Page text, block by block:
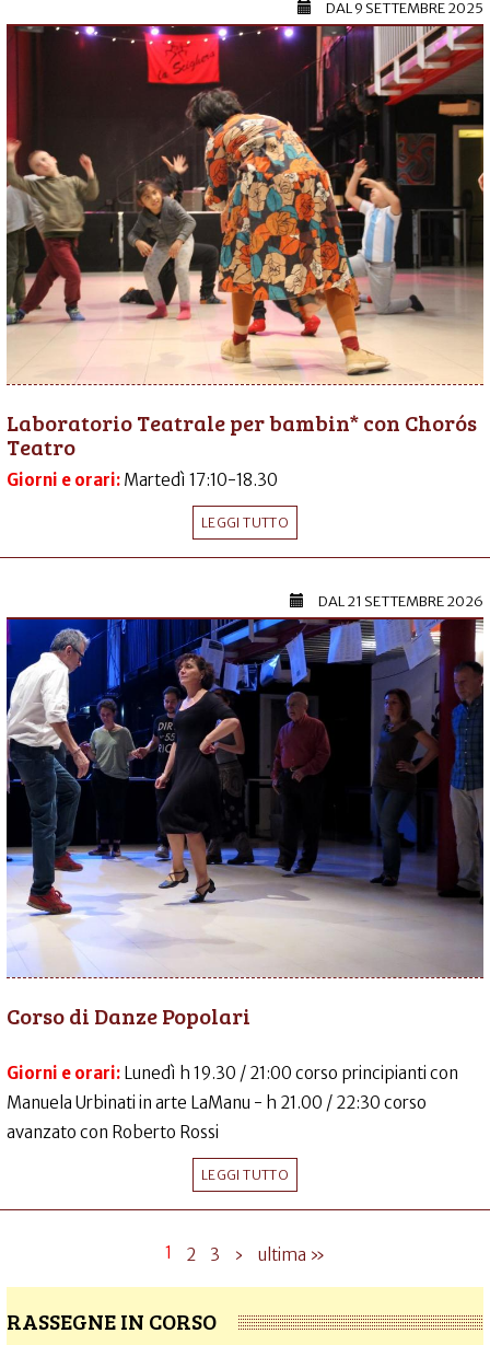
DAL9 SETTEMBRE 2025
Laboratorio Teatrale per bambin* con Chorós
Teatro
Giorni e orari: Martedì 17:10-18.30
LEGGI TUTTO
DAL21 SETTEMBRE 2026
Corso di Danze Popolari
Giorni e orari: Lunedì h 19.30 / 21:00 corso principianti con
Manuela Urbinati in arte LaManu - h 21.00 / 22:30 corso
avanzato con Roberto Rossi
LEGGI TUTTO
1 2 3 › ultima »
RASSEGNE IN CORSO